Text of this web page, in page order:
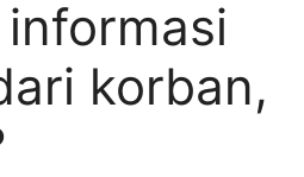
korban,